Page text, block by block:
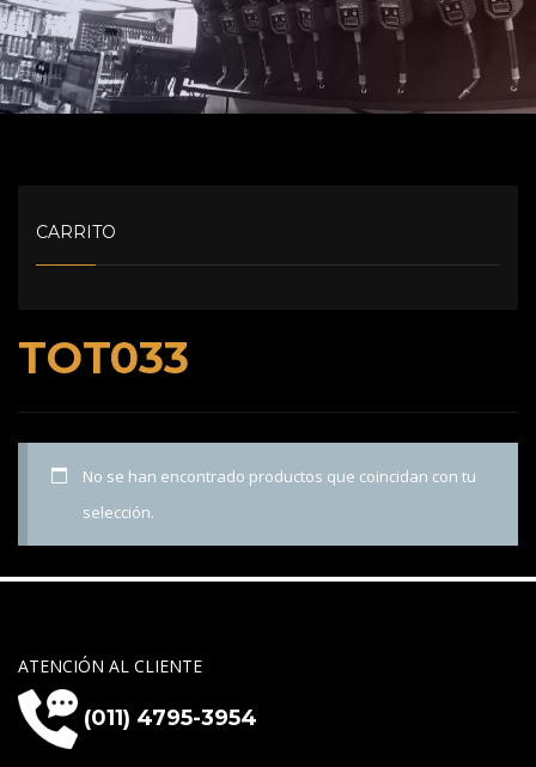
TOT033
No se han encontrado productos que coincidan con tu
selección.
CARRITO
ATENCIÓN AL CLIENTE
(011) 4795-3954